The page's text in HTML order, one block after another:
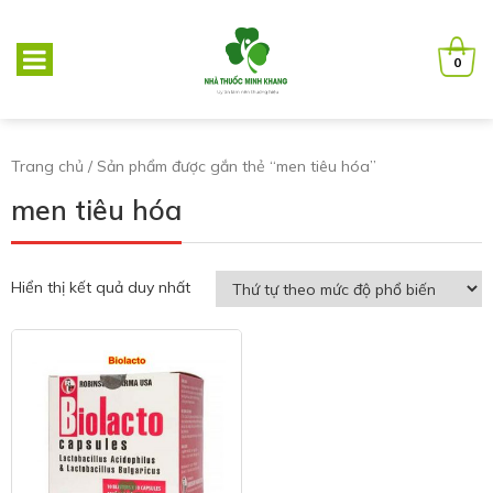
0
Trang chủ / Sản phẩm được gắn thẻ “men tiêu hóa”
men tiêu hóa
Hiển thị kết quả duy nhất